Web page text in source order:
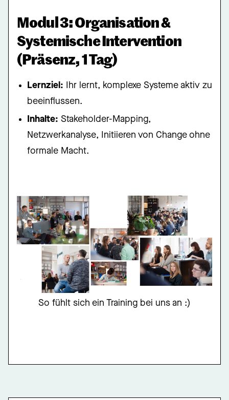
Modul 3: Organisation &
Systemische Intervention
(Präsenz, 1 Tag)
Lernziel: Ihr lernt, komplexe Systeme aktiv zu
beeinflussen.
Inhalte: Stakeholder-Mapping,
Netzwerkanalyse, Initiieren von Change ohne
formale Macht.
So fühlt sich ein Training bei uns an :)